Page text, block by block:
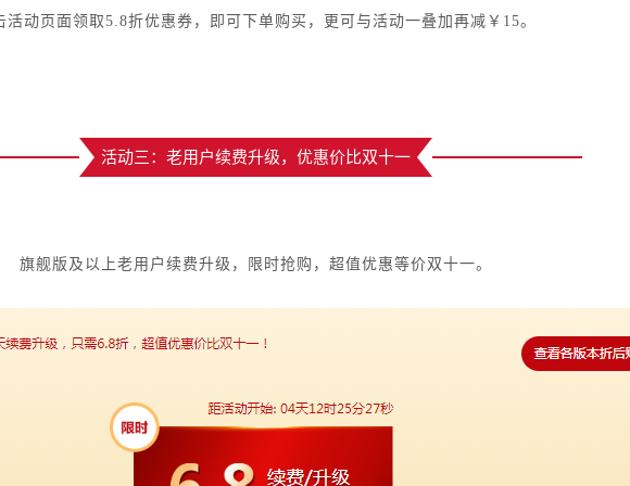
活动页面领取5.8折优惠券，即可下单购买，更可与活动一叠加再减￥15。
活动三：老用户续费升级，优惠价比双十一
旗舰版及以上老用户续费升级，限时抢购，超值优惠等价双十一。